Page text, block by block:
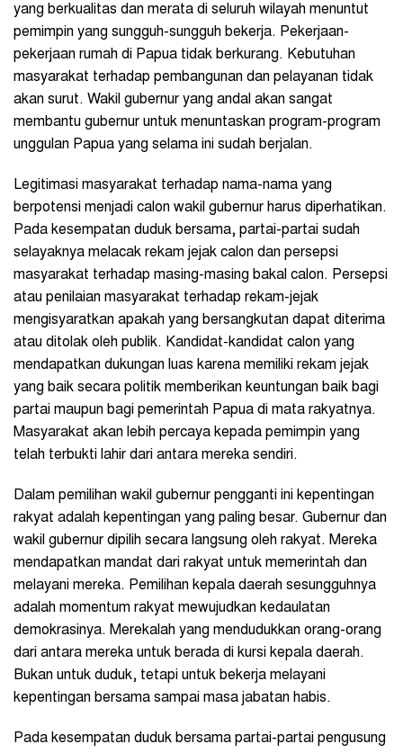
yang berkualitas dan merata di seluruh wilayah menuntut
pemimpin yang sungguh-sungguh bekerja. Pekerjaan-
pekerjaan rumah di Papua tidak berkurang. Kebutuhan
masyarakat terhadap pembangunan dan pelayanan tidak
akan surut. Wakil gubernur yang andal akan sangat
membantu gubernur untuk menuntaskan program-program
unggulan Papua yang selama ini sudah berjalan.
Legitimasi masyarakat terhadap nama-nama yang
berpotensi menjadi calon wakil gubernur harus diperhatikan.
Pada kesempatan duduk bersama, partai-partai sudah
selayaknya melacak rekam jejak calon dan persepsi
masyarakat terhadap masing-masing bakal calon. Persepsi
atau penilaian masyarakat terhadap rekam-jejak
mengisyaratkan apakah yang bersangkutan dapat diterima
atau ditolak oleh publik. Kandidat-kandidat calon yang
mendapatkan dukungan luas karena memiliki rekam jejak
yang baik secara politik memberikan keuntungan baik bagi
partai maupun bagi pemerintah Papua di mata rakyatnya.
Masyarakat akan lebih percaya kepada pemimpin yang
telah terbukti lahir dari antara mereka sendiri.
Dalam pemilihan wakil gubernur pengganti ini kepentingan
rakyat adalah kepentingan yang paling besar. Gubernur dan
wakil gubernur dipilih secara langsung oleh rakyat. Mereka
mendapatkan mandat dari rakyat untuk memerintah dan
melayani mereka. Pemilihan kepala daerah sesungguhnya
adalah momentum rakyat mewujudkan kedaulatan
demokrasinya. Merekalah yang mendudukkan orang-orang
dari antara mereka untuk berada di kursi kepala daerah.
Bukan untuk duduk, tetapi untuk bekerja melayani
kepentingan bersama sampai masa jabatan habis.
Pada kesempatan duduk bersama partai-partai pengusung